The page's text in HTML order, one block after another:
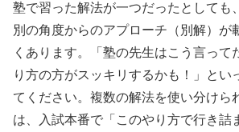
塾で習った解法が一つだったとしても
別の角度からのアプローチ（別解）が
くあります。「塾の先生はこう言って
り方の方がスッキリするかも！」とい
てください。複数の解法を使い分けら
は、入試本番で「このやり方で行き詰